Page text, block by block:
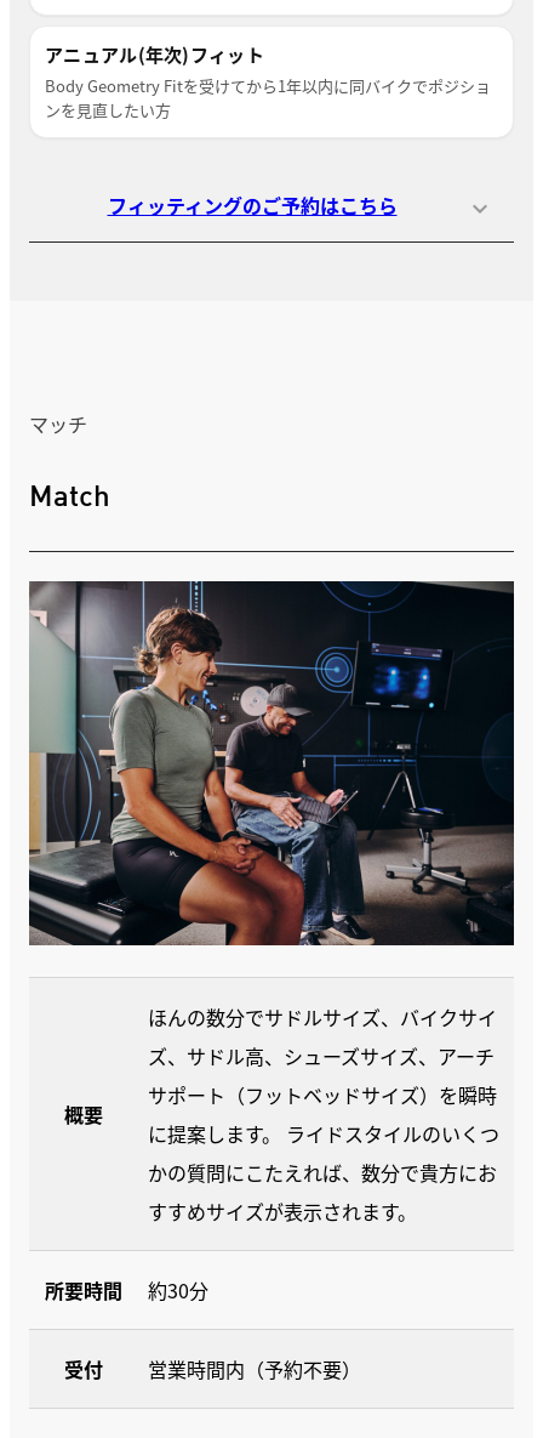
アニュアル(年次)フィット
Body Geometry Fitを受けてから1年以内に同バイクでポジショ
ンを見直したい方
フィッティングのご予約はこちら
マッチ
Match
概要
ほんの数分でサドルサイズ、バイクサイ
ズ、サドル高、シューズサイズ、アーチ
サポート（フットベッドサイズ）を瞬時
に提案します。 ライドスタイルのいくつ
かの質問にこたえれば、数分で貴方にお
すすめサイズが表示されます。
所要時間 約30分
受付 営業時間内（予約不要）